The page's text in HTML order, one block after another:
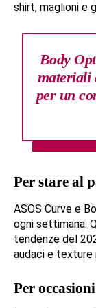
shirt, maglioni e
Body
materiali
per un
Per stare al
ASOS Curve e
ogni settimana.
tendenze del
audaci e texture
Per